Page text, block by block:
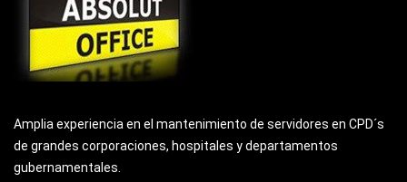
Amplia experiencia en el mantenimiento de servidores en CPD´s
de grandes corporaciones, hospitales y departamentos
gubernamentales.